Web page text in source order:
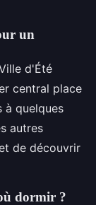
un
d'Été
central place
à quelques
autres
de découvrir
dormir ?